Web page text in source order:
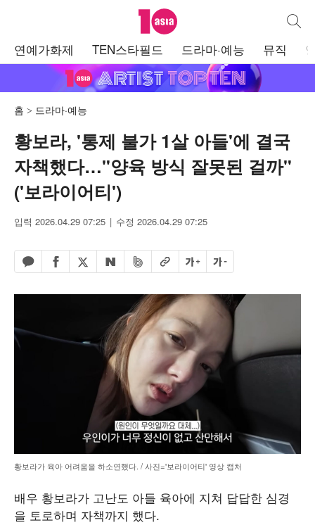
텐아시아 통합
연예가화제 TEN스타필드 드라마·예능 뮤직
홈 드라마·예능
황보라, '통제 불가 1살 아들'에 결국
자책했다…"양육 방식 잘못된 걸까"
('보라이어티')
입력 2026.04.29 07:25 수정 2026.04.29 07:25
카카오톡 공유하기
페이스북 공유하기
엑스 공유하기
네이버 공유하기
밴드 공유하기
URL복사글자 크게글자 작게
황보라가 육아 어려움을 하소연했다. / 사진='보라이어티' 영상 캡처
배우 황보라가 고난도 아들 육아에 지쳐 답답한 심경
을 토로하며 자책까지 했다.